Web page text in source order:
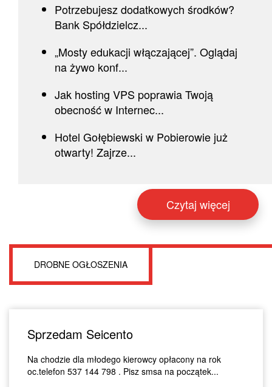
Potrzebujesz dodatkowych środków?
Bank Spółdzielcz...
„Mosty edukacji włączającej”. Oglądaj
na żywo konf...
Jak hosting VPS poprawia Twoją
obecność w Internec...
Hotel Gołębiewski w Pobierowie już
otwarty! Zajrze...
Czytaj więcej
DROBNE OGŁOSZENIA
Sprzedam Seicento
Na chodzie dla młodego kierowcy opłacony na rok
oc.telefon 537 144 798 . Pisz smsa na początek...